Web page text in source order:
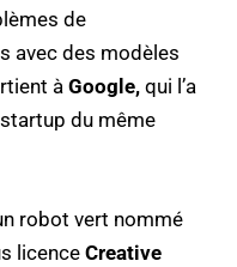
de
avec des modèles
à Google, qui l’a
du même
robot vert nommé
licence Creative